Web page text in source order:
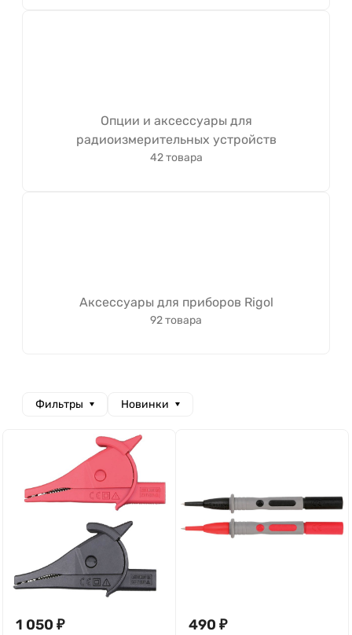
Опции и аксессуары для
радиоизмерительных устройств
42 товара
Аксессуары для приборов Rigol
92 товара
Фильтры Новинки
1 050 ₽ 490 ₽